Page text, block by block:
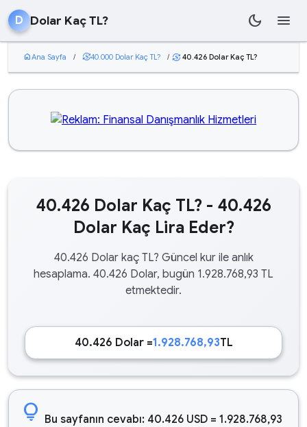
D Dolar Kaç TL? dark_mode menu
homeAna Sayfa / currency_exchange40.000 Dolar Kaç TL? / currency_exchange 40.426 Dolar Kaç TL?
40.426 Dolar Kaç TL? - 40.426
Dolar Kaç Lira Eder?
40.426 Dolar kaç TL? Güncel kur ile anlık
hesaplama. 40.426 Dolar, bugün 1.928.768,93 TL
etmektedir.
40.426 Dolar =1.928.768,93TL
lightbulb Bu sayfanın cevabı: 40.426 USD = 1.928.768,93